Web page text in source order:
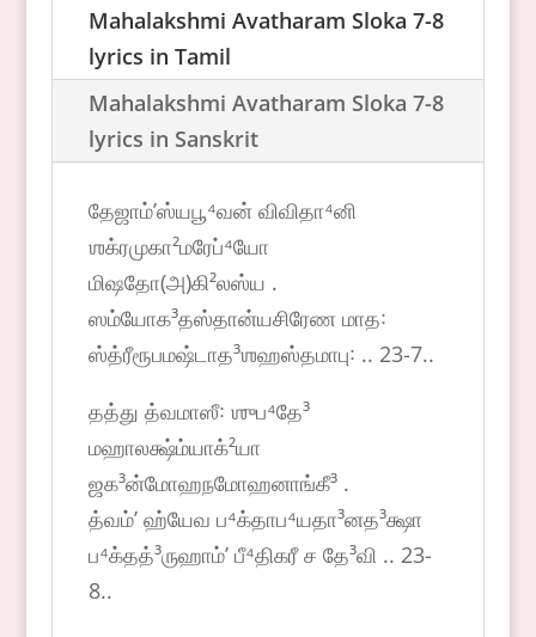
Mahalakshmi Avatharam Sloka 7-8
lyrics in Tamil
Mahalakshmi Avatharam Sloka 7-8
lyrics in Sanskrit
தேஜாம்ʼஸ்யபூ⁴வன் விவிதா⁴னி
ஶக்ரமுகா²மரேப்⁴யோ
மிஷதோ(அ)கி²லஸ்ய .
ஸம்யோக³தஸ்தான்யசிரேண மாத꞉
ஸ்த்ரீரூபமஷ்டாத³ஶஹஸ்தமாபு꞉ .. 23-7..
தத்து த்வமாஸீ꞉ ஶுப⁴தே³
மஹாலக்ஷ்ம்யாக்²யா
ஜக³ன்மோஹநமோஹனாங்கீ³ .
த்வம்ʼ ஹ்யேவ ப⁴க்தாப⁴யதா³னத³க்ஷா
ப⁴க்தத்³ருஹாம்ʼ பீ⁴திகரீ ச தே³வி .. 23-
8..